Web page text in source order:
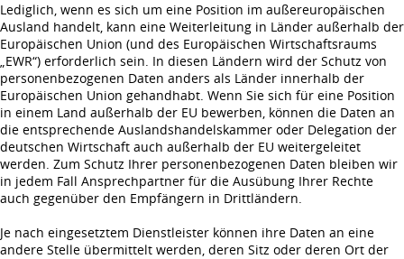
Lediglich, wenn es sich um eine Position im außereuropäischen
Ausland handelt, kann eine Weiterleitung in Länder außerhalb der
Europäischen Union (und des Europäischen Wirtschaftsraums
„EWR“) erforderlich sein. In diesen Ländern wird der Schutz von
personenbezogenen Daten anders als Länder innerhalb der
Europäischen Union gehandhabt. Wenn Sie sich für eine Position
in einem Land außerhalb der EU bewerben, können die Daten an
die entsprechende Auslandshandelskammer oder Delegation der
deutschen Wirtschaft auch außerhalb der EU weitergeleitet
werden. Zum Schutz Ihrer personenbezogenen Daten bleiben wir
in jedem Fall Ansprechpartner für die Ausübung Ihrer Rechte
auch gegenüber den Empfängern in Drittländern.
Je nach eingesetztem Dienstleister können ihre Daten an eine
andere Stelle übermittelt werden, deren Sitz oder deren Ort der